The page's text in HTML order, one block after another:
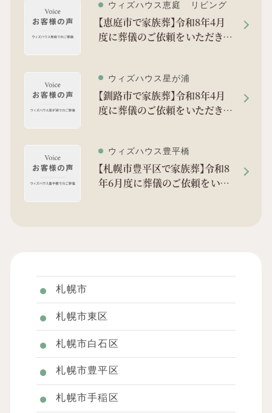
ウィズハウス恵庭 リビング
【恵庭市で家族葬】令和8年4月
度に葬儀のご依頼をいただきま
ウィズハウス星が浦
【釧路市で家族葬】令和8年4月
度に葬儀のご依頼をいただきま
ウィズハウス豊平橋
【札幌市豊平区で家族葬】令和8
年6月度に葬儀のご依頼をいた
札幌市
札幌市東区
札幌市白石区
札幌市豊平区
札幌市手稲区